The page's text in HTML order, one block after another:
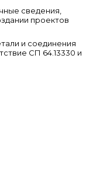
сведения,
проектов
и соединения
СП 64.13330 и